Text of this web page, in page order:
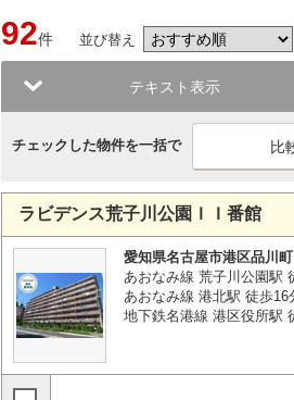
92件 並び替え
テキスト表示
チェックした物件を一括で
ラビデンス荒子川公園ＩＩ番館
愛知県名古屋市港区品川町
あおなみ線 荒子川公園駅
あおなみ線 港北駅 徒歩16
地下鉄名港線 港区役所駅